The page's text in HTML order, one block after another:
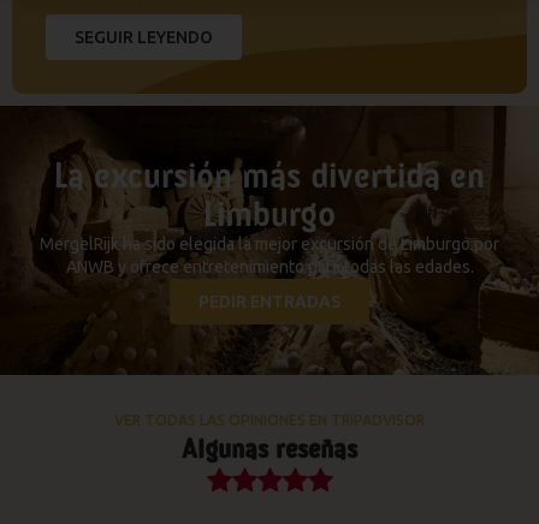
SEGUIR LEYENDO
La excursión más divertida en
Limburgo
MergelRijk ha sido elegida la mejor excursión de Limburgo por
ANWB y ofrece entretenimiento para todas las edades.
PEDIR ENTRADAS
VER TODAS LAS OPINIONES EN TRIPADVISOR
Algunas reseñas